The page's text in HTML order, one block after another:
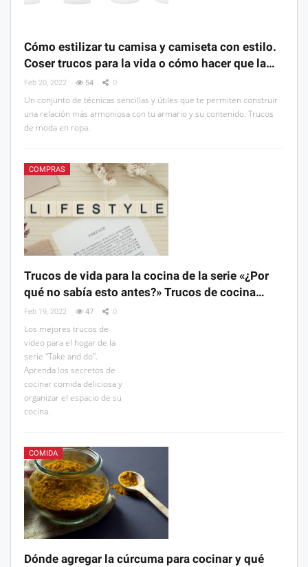
Cómo estilizar tu camisa y camiseta con estilo.
Coser trucos para la vida o cómo hacer que la…
Feb 20, 2022 54 0
Un conjunto de técnicas sencillas y útiles que te permiten construir
una relación más armoniosa con tu armario y su contenido. Trucos
de moda en ropa.
COMPRAS
Trucos de vida para la cocina de la serie «¿Por
qué no sabía esto antes?» Trucos de cocina…
Feb 19, 2022 47 0
Los mejores trucos de
video para el hogar de la
serie "Take and do".
Aprenda los secretos de
cocinar comida deliciosa y
organizar el espacio de su
cocina.
COMIDA
Dónde agregar la cúrcuma para cocinar y qué